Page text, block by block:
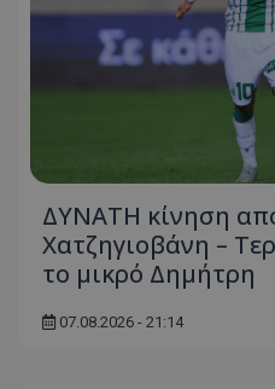
ΔΥΝΑΤΗ κίνηση
Χατζηγιοβάνη –
το μικρό Δημήτρη
07.08.2026 - 21:14